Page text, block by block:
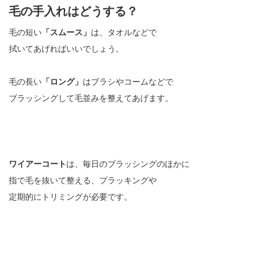
毛の手入れはどうする？
毛の短い 「スムース」 は、タオルなどで
拭いてあげればいいでしょう。
毛の長い 「ロング」 はブラシやコームなどで
ブラッシングして毛並みを整えてあげます。
ワイアーコートは、毎日のブラッシングのほかに
指で毛を抜いて整える、プラッキングや
定期的にトリミングが必要です。